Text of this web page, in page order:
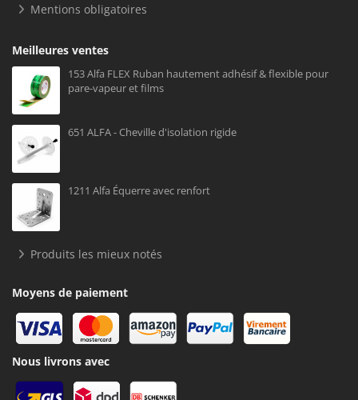
Mentions obligatoires
Meilleures ventes
153 Alfa FLEX Ruban hautement adhésif & flexible pour
pare-vapeur et films
651 ALFA - Cheville d'isolation rigide
1211 Alfa Équerre avec renfort
Produits les mieux notés
Moyens de paiement
Nous livrons avec